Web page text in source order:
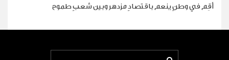
أقِم في وطنٍ ينعم باقتصادٍ مزدهر وبين شعبٍ طموح